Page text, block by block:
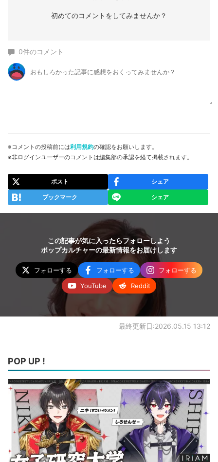
初めてのコメントをしてみませんか？
0件のコメント
※コメントの投稿前には利用規約の確認をお願いします。
※非ログインユーザーのコメントは編集部の承認を経て掲載されます。
ポスト シェア
ブックマーク シェア
この記事が気に入ったらフォローしよう
ポップカルチャーの最新情報をお届けします
フォローする フォローする
フォローする
YouTube
Reddit
最終更新日:2026.05.15 13:12
POP UP !